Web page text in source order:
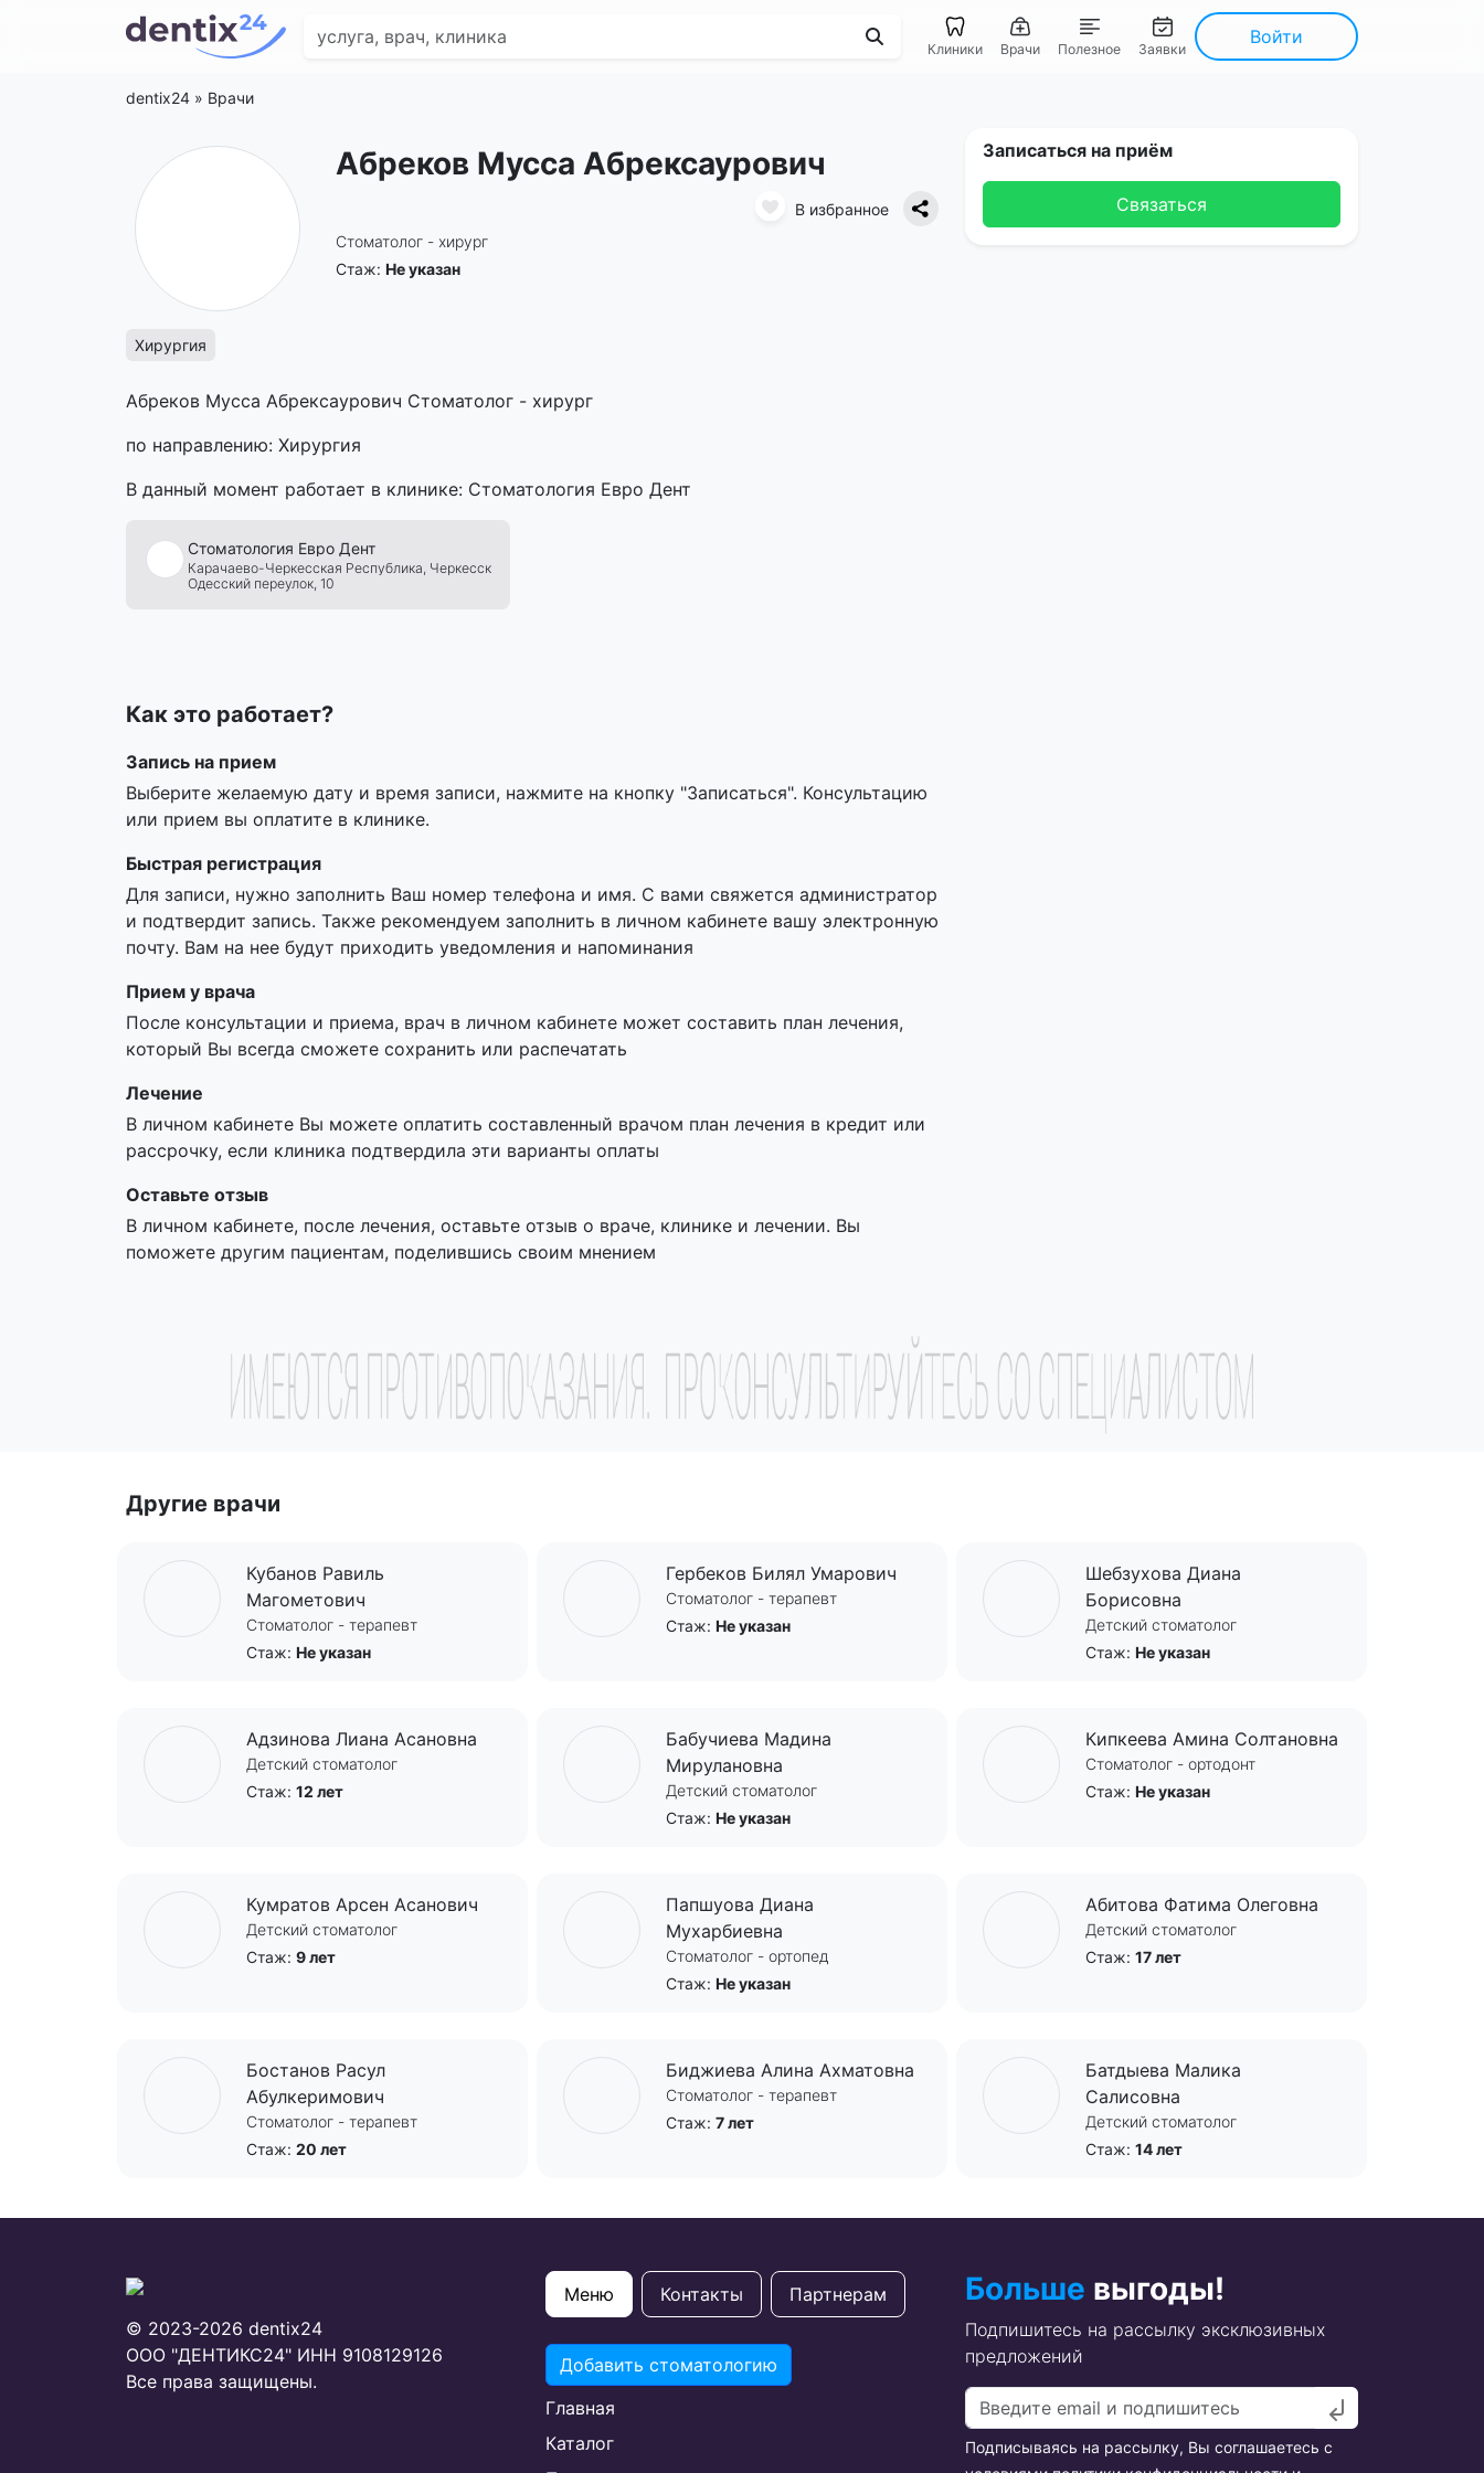
Клиники Врачи Полезное Заявки
Войти
dentix24 » Врачи
Абреков Мусса Абрексаурович
В избранное
Стоматолог - хирург
Стаж: Не указан
Хирургия
Абреков Мусса Абрексаурович Стоматолог - хирург
по направлению: Хирургия
В данный момент работает в клинике: Стоматология Евро Дент
Стоматология Евро Дент
Карачаево-Черкесская Республика, Черкесск
Одесский переулок, 10
Записаться на приём
Связаться
Как это работает?
Запись на прием
Выберите желаемую дату и время записи, нажмите на кнопку "Записаться". Консультацию
или прием вы оплатите в клинике.
Быстрая регистрация
Для записи, нужно заполнить Ваш номер телефона и имя. С вами свяжется администратор
и подтвердит запись. Также рекомендуем заполнить в личном кабинете вашу электронную
почту. Вам на нее будут приходить уведомления и напоминания
Прием у врача
После консультации и приема, врач в личном кабинете может составить план лечения,
который Вы всегда сможете сохранить или распечатать
Лечение
В личном кабинете Вы можете оплатить составленный врачом план лечения в кредит или
рассрочку, если клиника подтвердила эти варианты оплаты
Оставьте отзыв
В личном кабинете, после лечения, оставьте отзыв о враче, клинике и лечении. Вы
поможете другим пациентам, поделившись своим мнением
Другие врачи
Кубанов Равиль
Магометович
Стоматолог - терапевт
Стаж: Не указан
Гербеков Билял Умарович
Стоматолог - терапевт
Стаж: Не указан
Шебзухова Диана
Борисовна
Детский стоматолог
Стаж: Не указан
Адзинова Лиана Асановна
Детский стоматолог
Стаж: 12 лет
Бабучиева Мадина
Мирулановна
Детский стоматолог
Стаж: Не указан
Кипкеева Амина Солтановна
Стоматолог - ортодонт
Стаж: Не указан
Кумратов Арсен Асанович
Детский стоматолог
Стаж: 9 лет
Папшуова Диана
Мухарбиевна
Стоматолог - ортопед
Стаж: Не указан
Абитова Фатима Олеговна
Детский стоматолог
Стаж: 17 лет
Бостанов Расул
Абулкеримович
Стоматолог - терапевт
Стаж: 20 лет
Биджиева Алина Ахматовна
Стоматолог - терапевт
Стаж: 7 лет
Батдыева Малика
Салисовна
Детский стоматолог
Стаж: 14 лет
© 2023-2026 dentix24
ООО "ДЕНТИКС24" ИНН 9108129126
Все права защищены.
Меню Контакты Партнерам
Добавить стоматологию
Главная
Каталог
Больше выгоды!
Подпишитесь на рассылку эксклюзивных
предложений
Подписываясь на рассылку, Вы соглашаетесь с